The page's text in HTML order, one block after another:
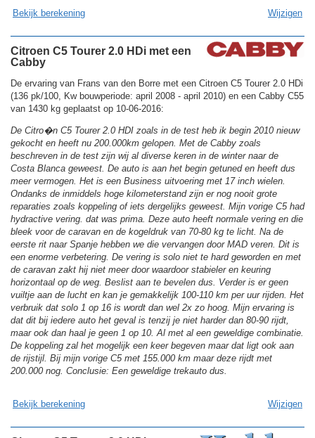
Bekijk berekening Wijzigen
Citroen C5 Tourer 2.0 HDi met een
Cabby
De ervaring van Frans van den Borre met een Citroen C5 Tourer 2.0 HDi
(136 pk/100, Kw bouwperiode: april 2008 - april 2010) en een Cabby C55
van 1430 kg geplaatst op 10-06-2016:
De Citro�n C5 Tourer 2.0 HDI zoals in de test heb ik begin 2010 nieuw
gekocht en heeft nu 200.000km gelopen. Met de Cabby zoals
beschreven in de test zijn wij al diverse keren in de winter naar de
Costa Blanca geweest. De auto is aan het begin getuned en heeft dus
meer vermogen. Het is een Business uitvoering met 17 inch wielen.
Ondanks de inmiddels hoge kilometerstand zijn er nog nooit grote
reparaties zoals koppeling of iets dergelijks geweest. Mijn vorige C5 had
hydractive vering. dat was prima. Deze auto heeft normale vering en die
bleek voor de caravan en de kogeldruk van 70-80 kg te licht. Na de
eerste rit naar Spanje hebben we die vervangen door MAD veren. Dit is
een enorme verbetering. De vering is solo niet te hard geworden en met
de caravan zakt hij niet meer door waardoor stabieler en keuring
horizontaal op de weg. Beslist aan te bevelen dus. Verder is er geen
vuiltje aan de lucht en kan je gemakkelijk 100-110 km per uur rijden. Het
verbruik dat solo 1 op 16 is wordt dan wel 2x zo hoog. Mijn ervaring is
dat dit bij iedere auto het geval is tenzij je niet harder dan 80-90 rijdt,
maar ook dan haal je geen 1 op 10. Al met al een geweldige combinatie.
De koppeling zal het mogelijk een keer begeven maar dat ligt ook aan
de rijstijl. Bij mijn vorige C5 met 155.000 km maar deze rijdt met
200.000 nog. Conclusie: Een geweldige trekauto dus.
Bekijk berekening Wijzigen